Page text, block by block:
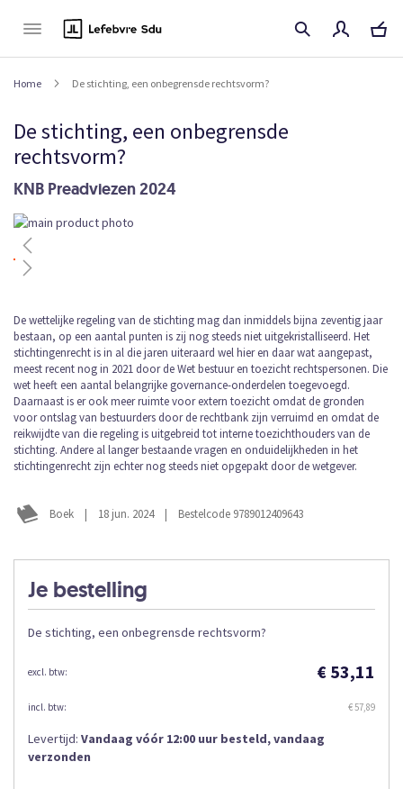
Home De stichting, een onbegrensde rechtsvorm?
De stichting, een onbegrensde
rechtsvorm?
KNB Preadviezen 2024
Je bestelling
De stichting, een onbegrensde rechtsvorm?
€ 53,11
€ 57,89
Levertijd: Vandaag vóór 12:00 uur besteld, vandaag
verzonden
Ga
naar
het
einde
de
afbeeldingen-
gallerij
Boek | 18 jun. 2024 | Bestelcode 9789012409643
Ga
naar
het
begin
van
de
afbeeldingen-
gallerij
De wettelijke regeling van de stichting mag dan inmiddels bijna zeventig jaar
bestaan, op een aantal punten is zij nog steeds niet uitgekristalliseerd. Het
stichtingenrecht is in al die jaren uiteraard wel hier en daar wat aangepast,
meest recent nog in 2021 door de Wet bestuur en toezicht rechtspersonen. Die
wet heeft een aantal belangrijke governance-onderdelen toegevoegd.
Daarnaast is er ook meer ruimte voor extern toezicht omdat de gronden
voor ontslag van bestuurders door de rechtbank zijn verruimd en omdat de
reikwijdte van die regeling is uitgebreid tot interne toezichthouders van de
stichting. Andere al langer bestaande vragen en onduidelijkheden in het
stichtingenrecht zijn echter nog steeds niet opgepakt door de wetgever.